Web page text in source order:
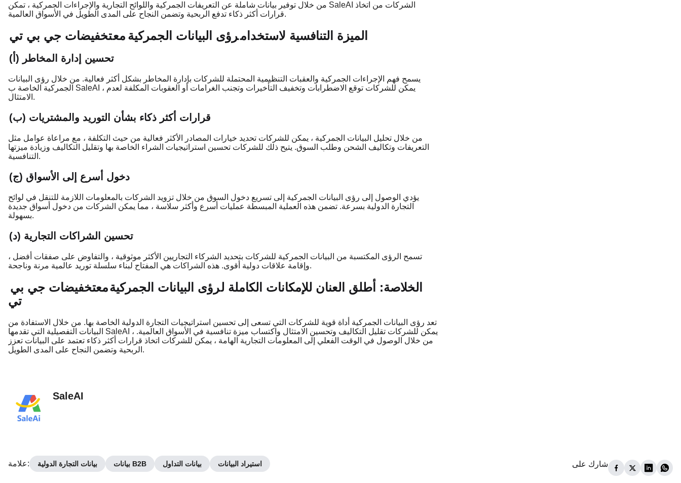
من خلال توفير بيانات شاملة عن التعريفات الجمركية واللوائح التجارية والإجراءات الجمركية ، تمكن SaleAI الشركات من اتخاذ
قرارات أكثر ذكاء تدفع الربحية وتضمن النجاح على المدى الطويل في الأسواق العالمية.
الميزة التنافسية لاستخدامرؤى البيانات الجمركية معتخفيضات جي بي تي
(أ) تحسين إدارة المخاطر
يسمح فهم الإجراءات الجمركية والعقبات التنظيمية المحتملة للشركات بإدارة المخاطر بشكل أكثر فعالية. من خلال رؤى البيانات
الجمركية الخاصة ب SaleAI ، يمكن للشركات توقع الاضطرابات وتخفيف التأخيرات وتجنب الغرامات أو العقوبات المكلفة لعدم
الامتثال.
(ب) قرارات أكثر ذكاء بشأن التوريد والمشتريات
من خلال تحليل البيانات الجمركية ، يمكن للشركات تحديد خيارات المصادر الأكثر فعالية من حيث التكلفة ، مع مراعاة عوامل مثل
التعريفات وتكاليف الشحن وطلب السوق. يتيح ذلك للشركات تحسين استراتيجيات الشراء الخاصة بها وتقليل التكاليف وزيادة ميزتها
التنافسية.
(ج) دخول أسرع إلى الأسواق
يؤدي الوصول إلى رؤى البيانات الجمركية إلى تسريع دخول السوق من خلال تزويد الشركات بالمعلومات اللازمة للتنقل في لوائح
التجارة الدولية بسرعة. تضمن هذه العملية المبسطة عمليات أسرع وأكثر سلاسة ، مما يمكن الشركات من دخول أسواق جديدة
بسهولة.
(د) تحسين الشراكات التجارية
تسمح الرؤى المكتسبة من البيانات الجمركية للشركات بتحديد الشركاء التجاريين الأكثر موثوقية ، والتفاوض على صفقات أفضل ،
وإقامة علاقات دولية أقوى. هذه الشراكات هي المفتاح لبناء سلسلة توريد عالمية مرنة وناجحة.
الخلاصة: أطلق العنان للإمكانات الكاملة لرؤى البيانات الجمركيةمعتخفيضات جي بي
تي
تعد رؤى البيانات الجمركية أداة قوية للشركات التي تسعى إلى تحسين استراتيجيات التجارة الدولية الخاصة بها. من خلال الاستفادة من
البيانات التفصيلية التي تقدمها SaleAI ، يمكن للشركات تقليل التكاليف وتحسين الامتثال واكتساب ميزة تنافسية في الأسواق العالمية.
من خلال الوصول في الوقت الفعلي إلى المعلومات التجارية الهامة ، يمكن للشركات اتخاذ قرارات أكثر ذكاء تعتمد على البيانات تعزز
الربحية وتضمن النجاح على المدى الطويل.
SaleAI
علامة: بيانات التجارة الدولية بيانات B2B بيانات التداول استيراد البيانات شارك على